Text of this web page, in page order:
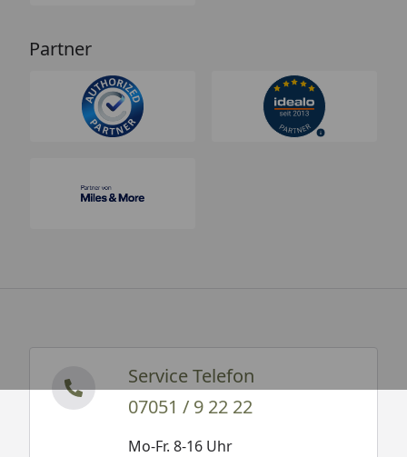
Partner
Service Telefon
07051 / 9 22 22
Mo-Fr. 8-16 Uhr